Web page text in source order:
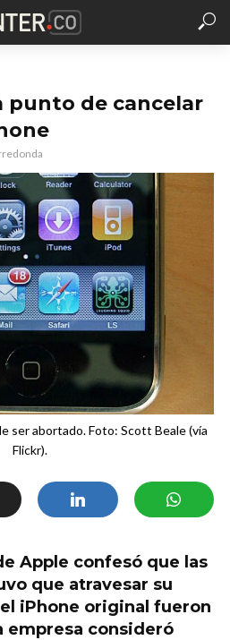
punto de cancelar
ser abortado. Foto: Scott Beale (vía
Flickr).
Apple confesó que las
que atravesar su
iPhone original fueron
empresa consideró